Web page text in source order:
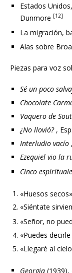
Estados
Dunmore [12]
La migración,
Alas sobre
Piezas para voz
Sé un poco
Chocolate
Vaquero de
¿No llovió? ,
Interludio vacío
Ezequiel vio la
Cinco
«Huesos secos»
«Siéntate
«Señor, no
«Puedes
«Llegaré al
Georgia (1939),